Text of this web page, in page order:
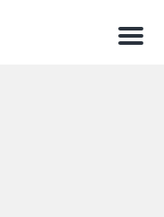
Menu